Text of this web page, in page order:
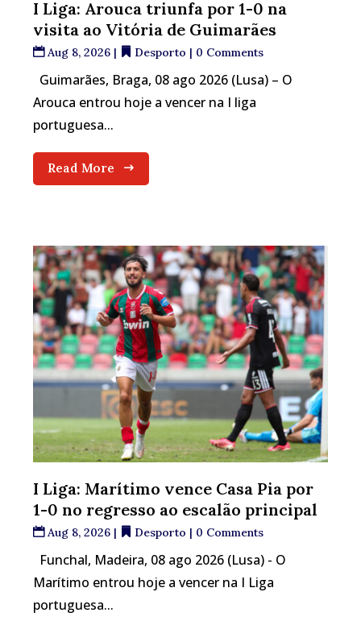
I Liga: Arouca triunfa por 1-0 na
visita ao Vitória de Guimarães
Aug 8, 2026 | Desporto | 0 Comments
Guimarães, Braga, 08 ago 2026 (Lusa) – O
Arouca entrou hoje a vencer na I liga
portuguesa...
Read More
I Liga: Marítimo vence Casa Pia por
1-0 no regresso ao escalão principal
Aug 8, 2026 | Desporto | 0 Comments
Funchal, Madeira, 08 ago 2026 (Lusa) - O
Marítimo entrou hoje a vencer na I Liga
portuguesa...